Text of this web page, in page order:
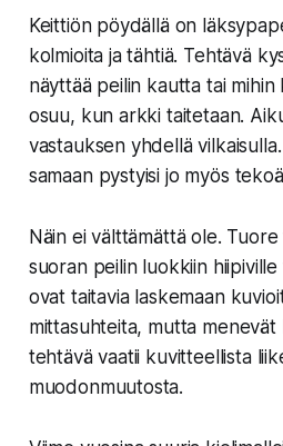
Keittiön pöydällä on
kolmioita ja tähtiä. Tehtävä
näyttää peilin kautta tai
osuu, kun arkki taitetaan.
vastauksen yhdellä
samaan pystyisi jo myös
Näin ei välttämättä ole.
suoran peilin luokkiin
ovat taitavia laskemaan
mittasuhteita, mutta
tehtävä vaatii kuvitteellista
muodonmuutosta.